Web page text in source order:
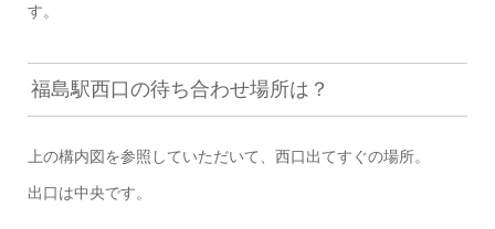
す。
福島駅西口の待ち合わせ場所は？
上の構内図を参照していただいて、西口出てすぐの場所。
出口は中央です。